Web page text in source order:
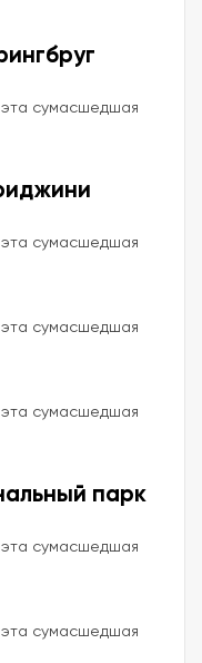
парк